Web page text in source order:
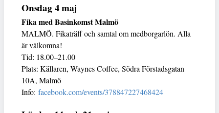
Onsdag 4 maj
Fika med Basinkomst Malmö
MALMÖ. Fikaträff och samtal om medborgarlön. Alla
är välkomna!
Tid: 18.00–21.00
Plats: Källaren, Waynes Coffee, Södra Förstadsgatan
10A, Malmö
Info: facebook.com/events/378847227468424